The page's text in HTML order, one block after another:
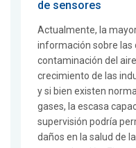
de sensores
Actualmente, la
información sobre las
contaminación del
crecimiento de las
y si bien existen
gases, la escasa
supervisión podría
daños en la salud de